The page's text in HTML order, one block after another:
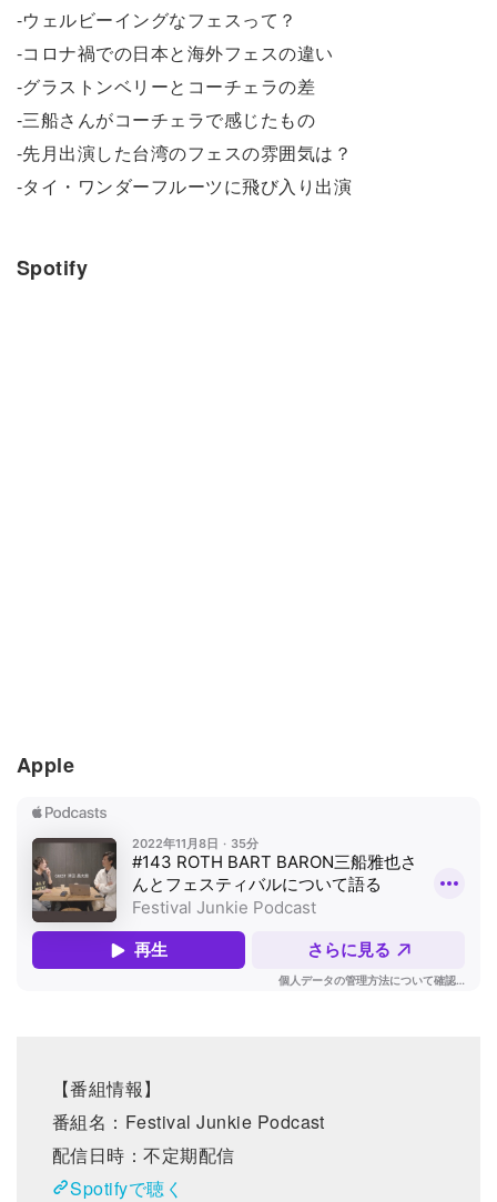
-ウェルビーイングなフェスって？
-コロナ禍での日本と海外フェスの違い
-グラストンベリーとコーチェラの差
-三船さんがコーチェラで感じたもの
-先月出演した台湾のフェスの雰囲気は？
-タイ・ワンダーフルーツに飛び入り出演
Spotify
Apple
【番組情報】
番組名：Festival Junkie Podcast
配信日時：不定期配信
Spotifyで聴く